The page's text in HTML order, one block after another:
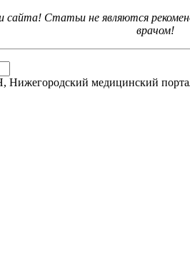
Статьи не являются
врачом!
медицинский